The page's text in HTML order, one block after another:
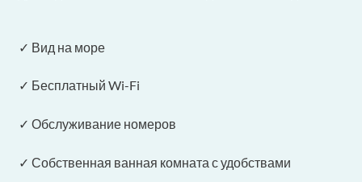
✓ Вид на море
✓ Бесплатный Wi-Fi
✓ Обслуживание номеров
✓ Собственная ванная комната с удобствами